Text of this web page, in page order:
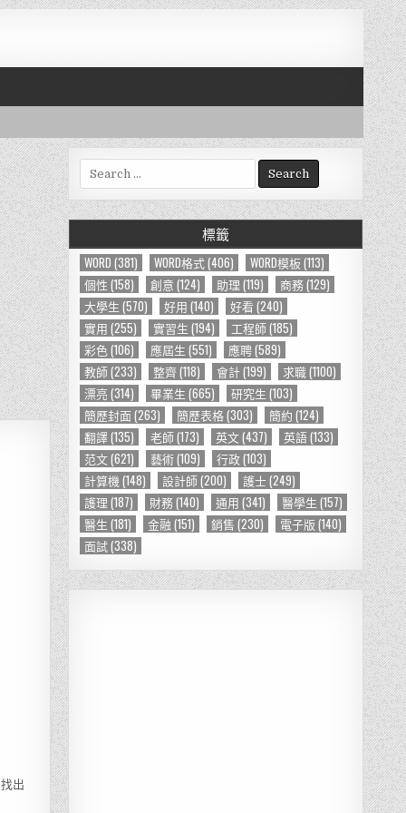
出
e
a
r
h
f
o
r
標籤
WORD (381) WORD格式(406) WORD模板(113)
個性 (158) 創意 (124) 助理 (119) 商務(129)
大學生 (570) 好用 (140) 好看 (240)
實用 (255) 實習生 (194) 工程師(185)
彩色(106) 應屆生 (551) 應聘(589)
教師(233) 整齊(118) 會計(199) 求職(1100)
漂亮 (314) 畢業生 (665) 研究生 (103)
簡歷封面(263) 簡歷表格(303) 簡約 (124)
翻譯(135) 老師(173) 英文(437) 英語(133)
范文(621) 藝術(109) 行政(103)
計算機 (148) 設計師(200) 護士(249)
護理 (187) 財務(140) 通用 (341) 醫學生 (157)
醫生 (181) 金融 (151) 銷售 (230) 電子版 (140)
面試(338)